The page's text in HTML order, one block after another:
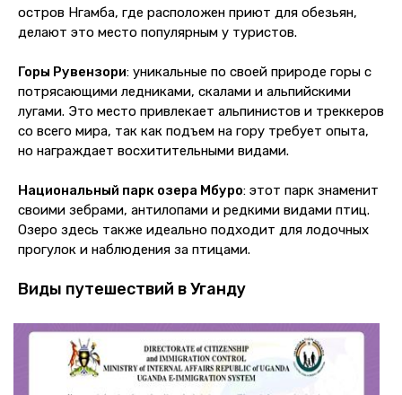
остров Нгамба, где расположен приют для обезьян,
делают это место популярным у туристов.
Горы Рувензори: уникальные по своей природе горы с
потрясающими ледниками, скалами и альпийскими
лугами. Это место привлекает альпинистов и треккеров
со всего мира, так как подъем на гору требует опыта,
но награждает восхитительными видами.
Национальный парк озера Мбуро: этот парк знаменит
своими зебрами, антилопами и редкими видами птиц.
Озеро здесь также идеально подходит для лодочных
прогулок и наблюдения за птицами.
Виды путешествий в Уганду